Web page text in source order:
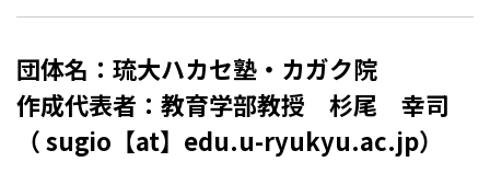
団体名：琉大ハカセ塾・カガク院
作成代表者：教育学部教授 杉尾 幸司
（ sugio【at】edu.u-ryukyu.ac.jp）